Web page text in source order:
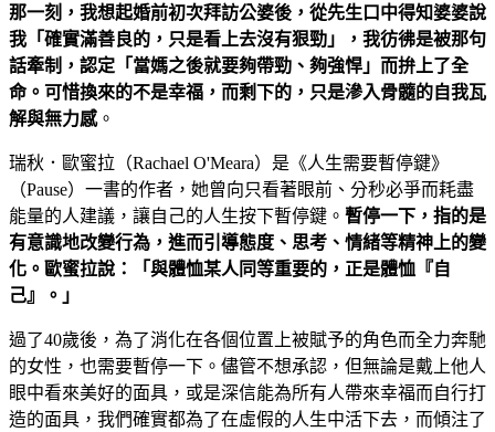
那一刻，我想起婚前初次拜訪公婆後，從先生口中得知婆婆說
我「確實滿善良的，只是看上去沒有狠勁」，我彷彿是被那句
話牽制，認定「當媽之後就要夠帶勁、夠強悍」而拚上了全
命。可惜換來的不是幸福，而剩下的，只是滲入骨髓的自我瓦
解與無力感。
瑞秋．歐蜜拉（Rachael O'Meara）是《人生需要暫停鍵》
（Pause）一書的作者，她曾向只看著眼前、分秒必爭而耗盡
能量的人建議，讓自己的人生按下暫停鍵。 暫停一下，指的是
有意識地改變行為，進而引導態度、思考、情緒等精神上的變
化。歐蜜拉說：「與體恤某人同等重要的，正是體恤『自
己』。」
過了40歲後，為了消化在各個位置上被賦予的角色而全力奔馳
的女性，也需要暫停一下。儘管不想承認，但無論是戴上他人
眼中看來美好的面具，或是深信能為所有人帶來幸福而自行打
造的面具，我們確實都為了在虛假的人生中活下去，而傾注了